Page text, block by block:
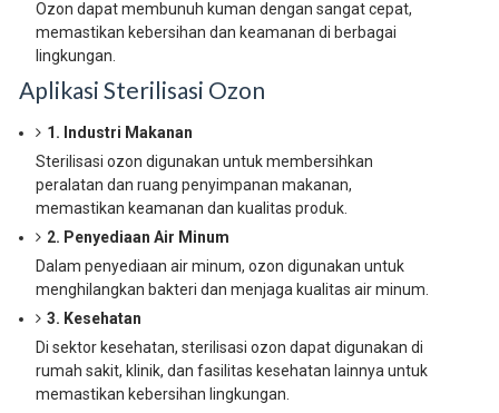
Ozon dapat membunuh kuman dengan sangat cepat,
memastikan kebersihan dan keamanan di berbagai
lingkungan.
Aplikasi Sterilisasi Ozon
1. Industri Makanan
Sterilisasi ozon digunakan untuk membersihkan
peralatan dan ruang penyimpanan makanan,
memastikan keamanan dan kualitas produk.
2. Penyediaan Air Minum
Dalam penyediaan air minum, ozon digunakan untuk
menghilangkan bakteri dan menjaga kualitas air minum.
3. Kesehatan
Di sektor kesehatan, sterilisasi ozon dapat digunakan di
rumah sakit, klinik, dan fasilitas kesehatan lainnya untuk
memastikan kebersihan lingkungan.